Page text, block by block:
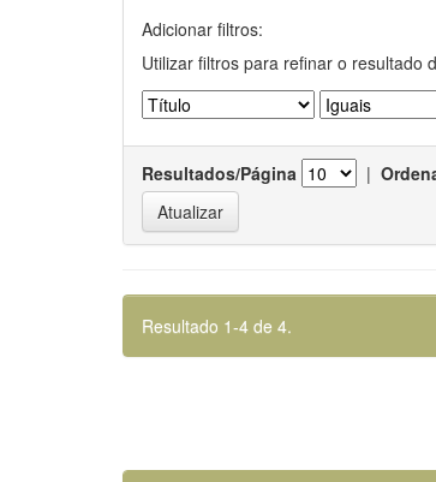
Adicionar filtros:
Utilizar filtros para refinar o resultado
Resultados/Página |
Resultado 1-4 de 4.